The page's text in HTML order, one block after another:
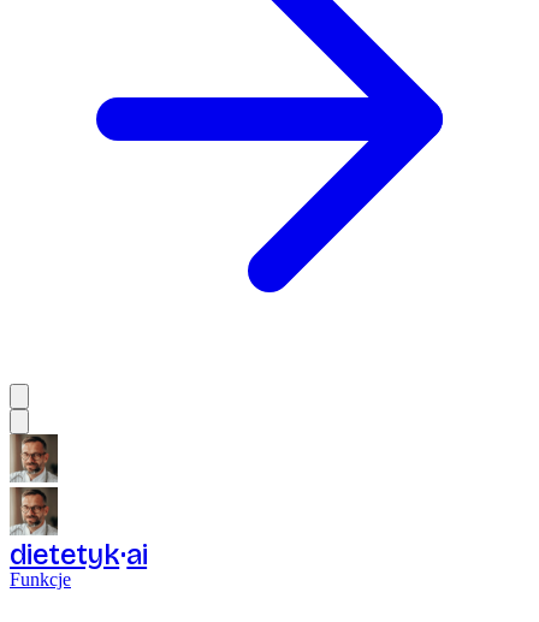
dietetyk ai
Funkcje